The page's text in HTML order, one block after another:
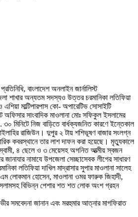
বাংলাদেশ অনলাইন জার্নালিস্ট
শাখার অন্যতম সদস্যও উত্তর চরমানিকা লতিফিয়া
এশিয়া মাল্টিপারপাস কো- অপারেটিভ সোসাইটি
অফিসার সাংবাদিক মাওলানা মোঃ সফিকুল ইসলামের
৩০ মিনিটে নিজ বাড়িতে বার্ধক্যজনিত কারণে ইন্তেকাল
রাজিউন। দুপুর ২ টায় শশিভূষণ বাজার সংলগ্ন
কবরস্থানে তার লাশ দাফন করা হয়েছে। মৃত্যুকালে
৪ ছেলে ও ৩ মেয়েসহ অগনিত আত্মীয় স্বজন
নামাযে উপজেলা সেচ্ছাসেবক লীগের সাধারণ
লতিফিয়া দাখিল মাদ্রাসার সুপার মাওলানা সালেহ
এম লোকমান হোসেন, মাওলানা ওমর ফারুক জিহাদী,
বিভিন্ন পেশার শত শত লোক অংশ গ্রহন
সমবেদনা জানান এবং মরহুমার আত্নার মাগফিরাত